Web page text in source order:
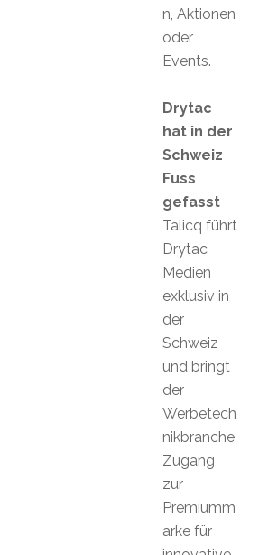
n, Aktionen
oder
Events.
Drytac
hat in der
Schweiz
Fuss
gefasst
Talicq führt
Drytac
Medien
exklusiv in
der
Schweiz
und bringt
der
Werbetech
nikbranche
Zugang
zur
Premiumm
arke für